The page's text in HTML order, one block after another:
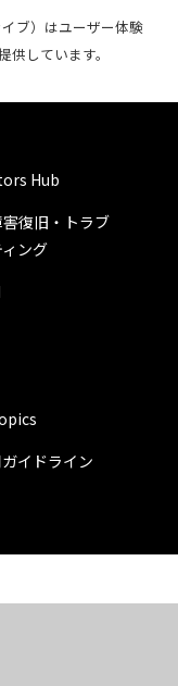
ブ）はユーザー体験
供しています。
Hub
復旧・トラブ
ング
イドライン